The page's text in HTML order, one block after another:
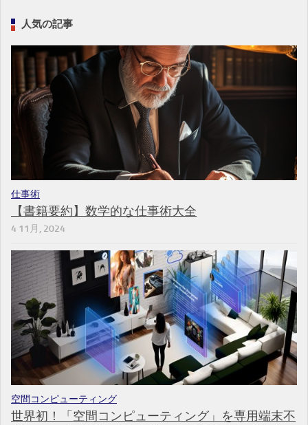
人気の記事
仕事術
【書籍要約】数学的な仕事術大全
4 11月, 2024
空間コンピューティング
世界初！「空間コンピューティング」を専用端末不